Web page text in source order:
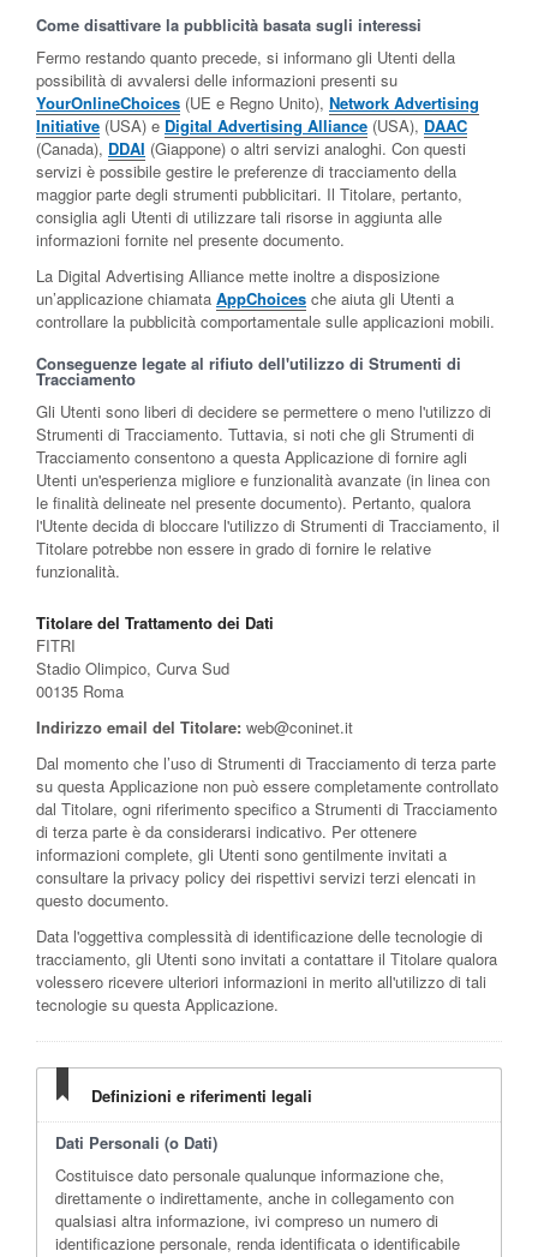
Come disattivare la pubblicità basata sugli interessi
Fermo restando quanto precede, si informano gli Utenti della
possibilità di avvalersi delle informazioni presenti su
YourOnlineChoices (UE e Regno Unito), Network Advertising
Initiative (USA) e Digital Advertising Alliance (USA), DAAC
(Canada), DDAI (Giappone) o altri servizi analoghi. Con questi
servizi è possibile gestire le preferenze di tracciamento della
maggior parte degli strumenti pubblicitari. Il Titolare, pertanto,
consiglia agli Utenti di utilizzare tali risorse in aggiunta alle
informazioni fornite nel presente documento.
La Digital Advertising Alliance mette inoltre a disposizione
un’applicazione chiamata AppChoices che aiuta gli Utenti a
controllare la pubblicità comportamentale sulle applicazioni mobili.
Conseguenze legate al rifiuto dell'utilizzo di Strumenti di
Tracciamento
Gli Utenti sono liberi di decidere se permettere o meno l'utilizzo di
Strumenti di Tracciamento. Tuttavia, si noti che gli Strumenti di
Tracciamento consentono a questa Applicazione di fornire agli
Utenti un'esperienza migliore e funzionalità avanzate (in linea con
le finalità delineate nel presente documento). Pertanto, qualora
l'Utente decida di bloccare l'utilizzo di Strumenti di Tracciamento, il
Titolare potrebbe non essere in grado di fornire le relative
funzionalità.
Titolare del Trattamento dei Dati
FITRI
Stadio Olimpico, Curva Sud
00135 Roma
Indirizzo email del Titolare: web@coninet.it
Dal momento che l’uso di Strumenti di Tracciamento di terza parte
su questa Applicazione non può essere completamente controllato
dal Titolare, ogni riferimento specifico a Strumenti di Tracciamento
di terza parte è da considerarsi indicativo. Per ottenere
informazioni complete, gli Utenti sono gentilmente invitati a
consultare la privacy policy dei rispettivi servizi terzi elencati in
questo documento.
Data l'oggettiva complessità di identificazione delle tecnologie di
tracciamento, gli Utenti sono invitati a contattare il Titolare qualora
volessero ricevere ulteriori informazioni in merito all'utilizzo di tali
tecnologie su questa Applicazione.
Definizioni e riferimenti legali
Dati Personali (o Dati)
Costituisce dato personale qualunque informazione che,
direttamente o indirettamente, anche in collegamento con
qualsiasi altra informazione, ivi compreso un numero di
identificazione personale, renda identificata o identificabile